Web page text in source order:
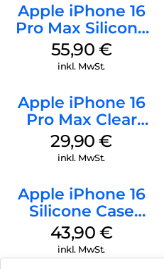
Apple iPhone 16
Pro Max Silicone
Case MagSafe
Stone Gray
55,90 €
inkl. MwSt.
Apple iPhone 16
Pro Max Clear
Case MagSafe
Transparent
29,90€
inkl. MwSt.
Apple iPhone 16
Silicone Case
MagSafe Plum
43,90 €
inkl. MwSt.